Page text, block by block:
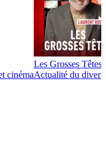
cinéma
Les Grosses Têtes
Actualité du